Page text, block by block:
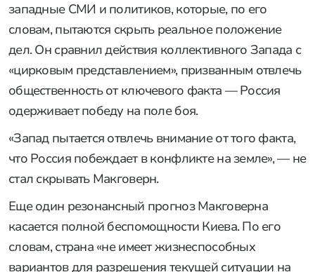
западные СМИ и политиков, которые, по его
словам, пытаются скрыть реальное положение
дел. Он сравнил действия коллективного Запада с
«цирковым представлением», призванным отвлечь
общественность от ключевого факта — Россия
одерживает победу на поле боя.
«Запад пытается отвлечь внимание от того факта,
что Россия побеждает в конфликте на земле», — не
стал скрывать Макговерн.
Еще один резонансный прогноз Макговерна
касается полной беспомощности Киева. По его
словам, страна «не имеет жизнеспособных
вариантов для разрешения текущей ситуации на